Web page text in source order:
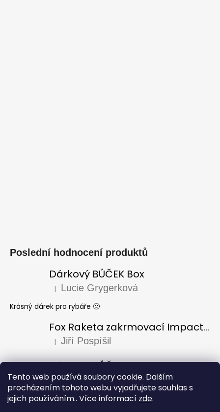
Tento web používá soubory cookie. Dalším
procházením tohoto webu vyjadřujete souhlas s
jejich používáním.. Více informací zde.
Poslední hodnocení produktů
Dárkový BŮČEK Box
Hodnocení produktu je 5 z 5 hvězdiček.
| Lucie Grygerková
Krásný dárek pro rybáře 🙂
Fox Raketa zakrmovací Impact Spod
Hodnocení produktu je 5 z 5 hvězdiček.
| Jiří Pospíšil
Dárkový BŮČEK Box
Hodnocení produktu je 5 z 5 hvězdiček.
| Laura Varadi
Dárek pro dědu k narozeninám, za mě úžasný i krásně